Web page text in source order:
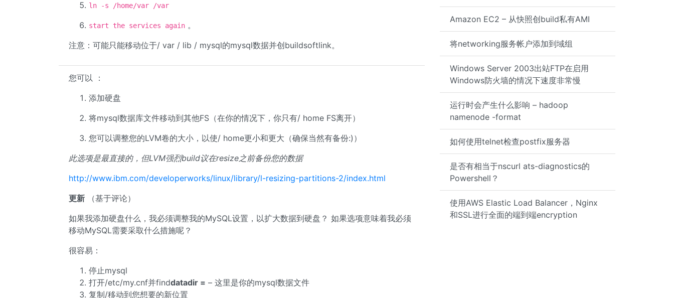
Amazon EC2 – 从快照创build私有AMI
将networking服务帐户添加到域组
Windows Server 2003出站FTP在启用
Windows防火墙的情况下速度非常慢
运行时会产生什么影响 – hadoop
namenode -format
如何使用telnet检查postfix服务器
是否有相当于nscurl ats-diagnostics的
Powershell？
使用AWS Elastic Load Balancer，Nginx
和SSL进行全面的端到端encryption
ln -s /home/var /var
start the services again 。
注意：可能只能移动位于/ var / lib / mysql的mysql数据并创buildsoftlink。
您可以 ：
添加硬盘
将mysql数据库文件移动到其他FS（在你的情况下，你只有/ home FS离开）
您可以调整您的LVM卷的大小，以使/ home更小和更大（确保当然有备份:)）
此选项是最直接的，但LVM强烈build议在resize之前备份您的数据
http://www.ibm.com/developerworks/linux/library/l-resizing-partitions-2/index.html
更新 （基于评论）
如果我添加硬盘什么，我必须调整我的MySQL设置，以扩大数据到硬盘？ 如果选项意味着我必须
移动MySQL需要采取什么措施呢？
很容易：
停止mysql
打开/etc/my.cnf并finddatadir = – 这里是你的mysql数据文件
复制/移动到您想要的新位置